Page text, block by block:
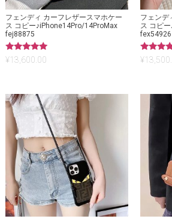
フェンディ カーフレザースマホケー
ス コピー♪iPhone14Pro/14ProMax
fej88875
5段階中
5.00
¥13,600.00
フェンデ
ス コピ
fex54926
5段階中
5.00
¥